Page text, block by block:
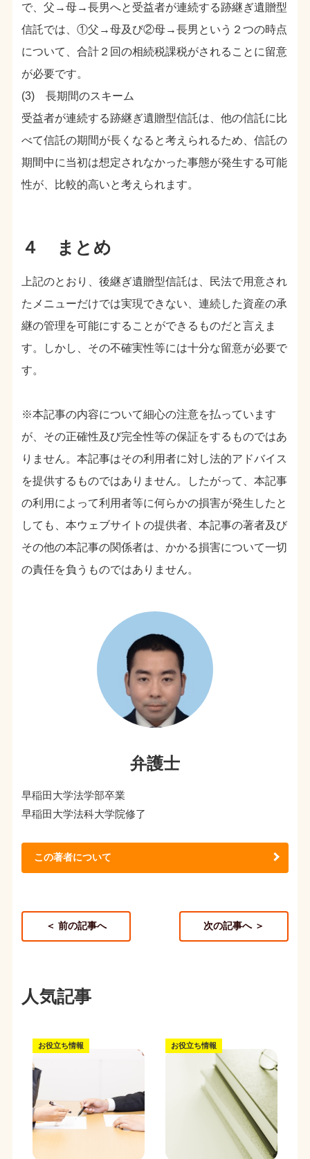
で、父→母→長男へと受益者が連続する跡継ぎ遺贈型
信託では、①父→母及び②母→長男という２つの時点
について、合計２回の相続税課税がされることに留意
が必要です。
(3) 長期間のスキーム
受益者が連続する跡継ぎ遺贈型信託は、他の信託に比
べて信託の期間が長くなると考えられるため、信託の
期間中に当初は想定されなかった事態が発生する可能
性が、比較的高いと考えられます。
４ まとめ
上記のとおり、後継ぎ遺贈型信託は、民法で用意され
たメニューだけでは実現できない、連続した資産の承
継の管理を可能にすることができるものだと言えま
す。しかし、その不確実性等には十分な留意が必要で
す。
※本記事の内容について細心の注意を払っています
が、その正確性及び完全性等の保証をするものではあ
りません。本記事はその利用者に対し法的アドバイス
を提供するものではありません。したがって、本記事
の利用によって利用者等に何らかの損害が発生したと
しても、本ウェブサイトの提供者、本記事の著者及び
その他の本記事の関係者は、かかる損害について一切
の責任を負うものではありません。
弁護士
早稲田大学法学部卒業
早稲田大学法科大学院修了
この著者について
＜ 前の記事へ 次の記事へ ＞
人気記事
お役立ち情報 お役立ち情報